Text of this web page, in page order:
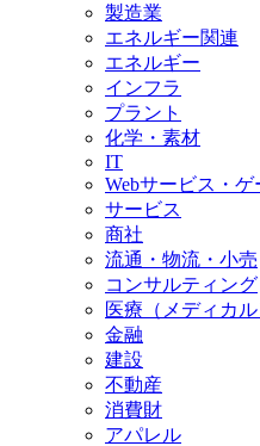
製造業
エネルギー関連
エネルギー
インフラ
プラント
化学・素材
IT
Webサービス・ゲ
サービス
商社
流通・物流・小売
コンサルティング
医療（メディカル
金融
建設
不動産
消費財
アパレル